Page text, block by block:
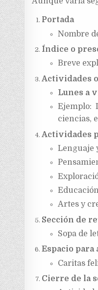
Portada
Nombre
Índice o
Breve
Actividades
Lunes a
Ejemplo:
ciencias,
Actividades
Lenguaje
Artes y
Sección de
Sopa de
Espacio
Caritas
Cierre de la